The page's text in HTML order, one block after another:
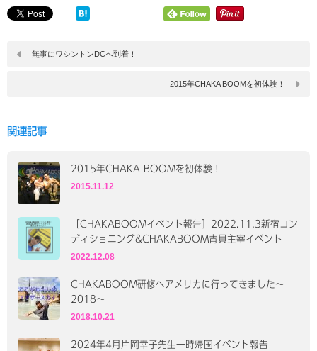
無事にワシントンDCへ到着！
2015年CHAKA BOOMを初体験！
関連記事
2015年CHAKA BOOMを初体験！
2015.11.12
［CHAKABOOMイベント報告］2022.11.3新宿コン
ディショニング&CHAKABOOM青貝主宰イベント
2022.12.08
CHAKABOOM研修へアメリカに行ってきました〜
2018〜
2018.10.21
2024年4月片岡幸子先生一時帰国イベント報告